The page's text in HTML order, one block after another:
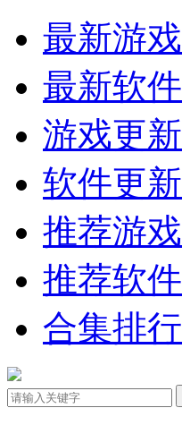
最新游戏
最新软件
游戏更新
软件更新
推荐游戏
推荐软件
合集排行